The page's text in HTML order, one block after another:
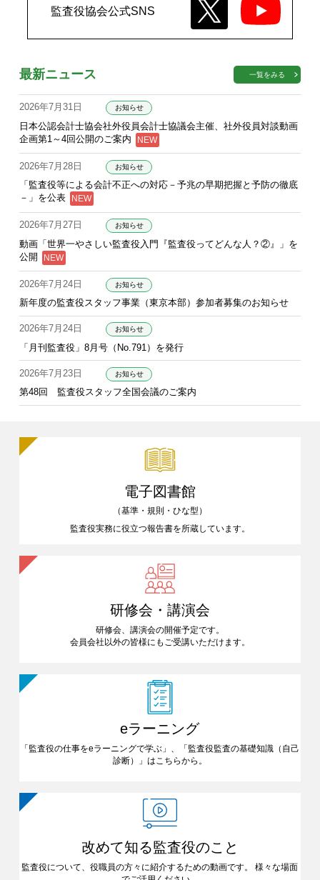
監査役協会公式SNS
最新ニュース 一覧をみる
2026年7月31日 お知らせ
日本公認会計士協会社外役員会計士協議会主催、社外役員対談動画
企画第1～4回公開のご案内
2026年7月28日 お知らせ
「監査役等による会計不正への対応－予兆の早期把握と予防の徹底
－」を公表
2026年7月27日 お知らせ
動画「世界一やさしい監査役入門『監査役ってどんな人？②』」を
公開
2026年7月24日 お知らせ
新年度の監査役スタッフ事業（東京本部）参加者募集のお知らせ
2026年7月24日 お知らせ
「月刊監査役」8月号（No.791）を発行
2026年7月23日 お知らせ
第48回 監査役スタッフ全国会議のご案内
電子図書館
（基準・規則・ひな型）
監査役実務に役立つ報告書を所蔵しています。
研修会・講演会
研修会、講演会の開催予定です。
会員会社以外の皆様にも ご受講いただけます。
eラーニング
「監査役の仕事をeラーニングで学ぶ」、「監査役監査の基礎知識 （自己
診断）」はこちらから。
改めて知る監査役のこと
監査役について、役職員の方々に紹介するための動画です。
様々な場面